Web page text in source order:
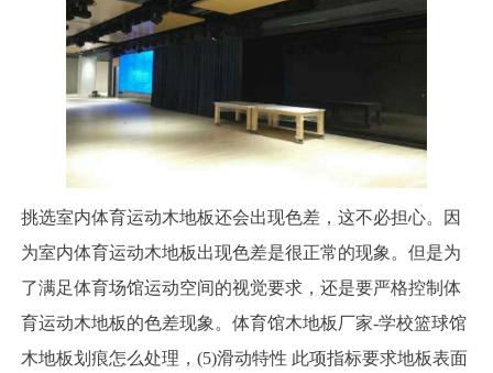
挑选室内体育运动木地板还会出现色差，这不必担心。因
为室内体育运动木地板出现色差是很正常的现象。但是为
了满足体育场馆运动空间的视觉要求，还是要严格控制体
育运动木地板的色差现象。体育馆木地板厂家-学校篮球馆
木地板划痕怎么处理，(5)滑动特性 此项指标要求地板表面